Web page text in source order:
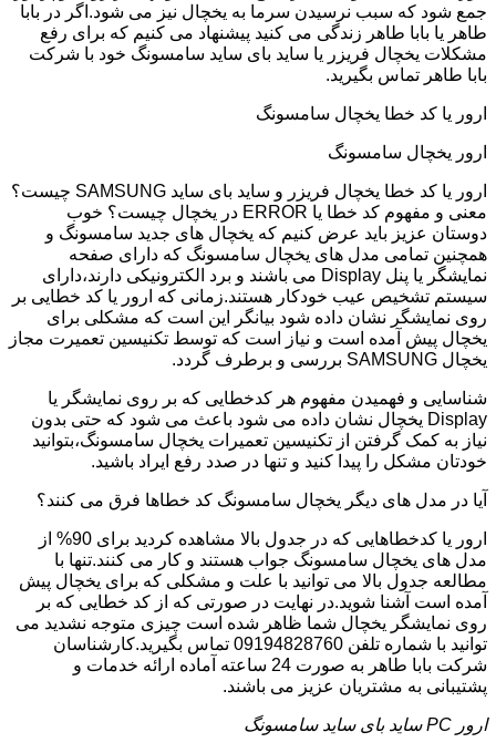
جمع شود که سبب نرسیدن سرما به یخچال نیز می شود.اگر در بابا
طاهر یا بابا طاهر زندگی می کنید پیشنهاد می کنیم که برای رفع
مشکلات یخچال فریزر یا ساید بای ساید سامسونگ خود با شرکت
بابا طاهر تماس بگیرید.
ارور یا کد خطا یخچال سامسونگ
ارور یخچال سامسونگ
ارور یا کد خطا یخچال فریزر و ساید بای ساید SAMSUNG چیست؟
معنی و مفهوم کد خطا یا ERROR در یخچال چیست؟ خوب
دوستان عزیز باید عرض کنیم که یخچال های جدید سامسونگ و
همچنین تمامی مدل های یخچال سامسونگ که دارای صفحه
نمایشگر یا پنل Display می باشند و برد الکترونیکی دارند،دارای
سیستم تشخیص عیب خودکار هستند.زمانی که ارور یا کد خطایی بر
روی نمایشگر نشان داده شود بیانگر این است که مشکلی برای
یخچال پیش آمده است و نیاز است که توسط تکنیسین تعمیرت مجاز
یخچال SAMSUNG بررسی و برطرف گردد.
شناسایی و فهمیدن مفهوم هر کدخطایی که بر روی نمایشگر یا
Display یخچال نشان داده می شود باعث می شود که حتی بدون
نیاز به کمک گرفتن از تکنیسین تعمیرات یخچال سامسونگ،بتوانید
خودتان مشکل را پیدا کنید و تنها در صدد رفع ایراد باشید.
آیا در مدل های دیگر یخچال سامسونگ کد خطاها فرق می کنند؟
ارور یا کدخطاهایی که در جدول بالا مشاهده کردید برای 90% از
مدل های یخچال سامسونگ جواب هستند و کار می کنند.تنها با
مطالعه جدول بالا می توانید با علت و مشکلی که برای یخچال پیش
آمده است آشنا شوید.در نهایت در صورتی که از کد خطایی که بر
روی نمایشگر یخچال شما ظاهر شده است چیزی متوجه نشدید می
توانید با شماره تلفن 09194828760 تماس بگیرید.کارشناسان
شرکت بابا طاهر به صورت 24 ساعته آماده ارائه خدمات و
پشتیبانی به مشتریان عزیز می باشند.
ارور PC ساید بای ساید سامسونگ